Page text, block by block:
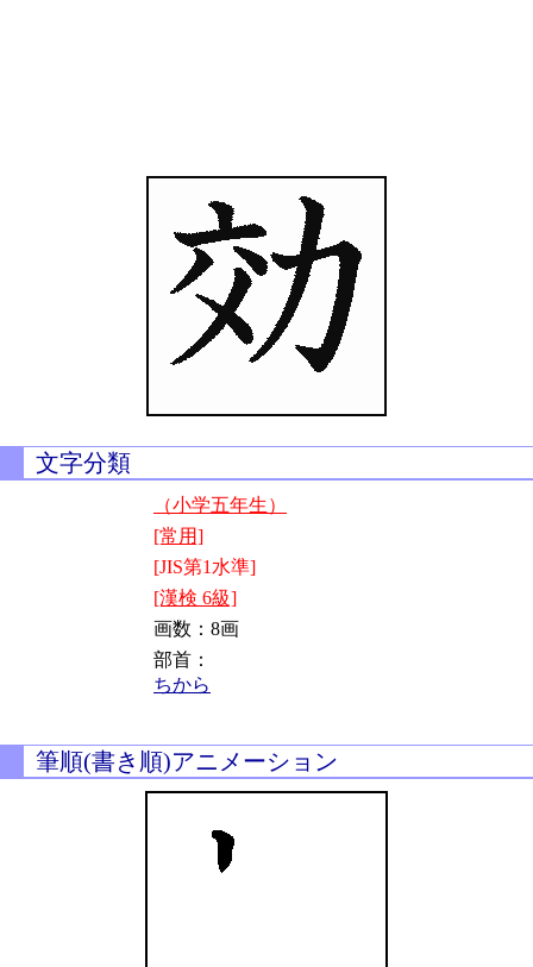
文字分類
（小学五年生）
[常用]
[JIS第1水準]
[漢検 6級]
画数：8画
部首：
ちから
筆順(書き順)アニメーション